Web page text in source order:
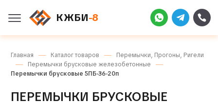
КЖБИ-8
Главная Каталог товаров
Перемычки, Прогоны, Ригели
Перемычки брусковые железобетонные
Перемычки брусковые 5ПБ-36-20п
ПЕРЕМЫЧКИ БРУСКОВЫЕ